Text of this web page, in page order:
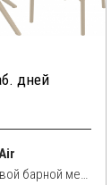
дней
Комплект пластиковой барной мебели